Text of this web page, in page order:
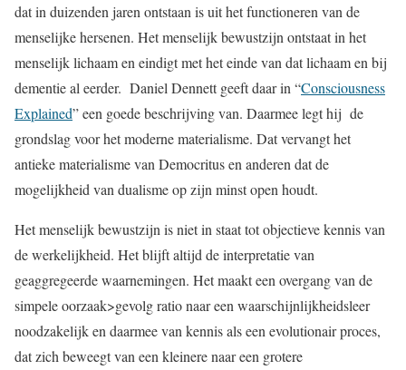
dat in duizenden jaren ontstaan is uit het functioneren van de
menselijke hersenen. Het menselijk bewustzijn ontstaat in het
menselijk lichaam en eindigt met het einde van dat lichaam en bij
dementie al eerder. Daniel Dennett geeft daar in “Consciousness
Explained” een goede beschrijving van. Daarmee legt hij de
grondslag voor het moderne materialisme. Dat vervangt het
antieke materialisme van Democritus en anderen dat de
mogelijkheid van dualisme op zijn minst open houdt.
Het menselijk bewustzijn is niet in staat tot objectieve kennis van
de werkelijkheid. Het blijft altijd de interpretatie van
geaggregeerde waarnemingen. Het maakt een overgang van de
simpele oorzaak>gevolg ratio naar een waarschijnlijkheidsleer
noodzakelijk en daarmee van kennis als een evolutionair proces,
dat zich beweegt van een kleinere naar een grotere